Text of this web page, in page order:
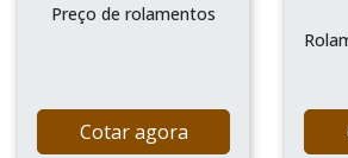
Preço de rolamentos
Cotar agora